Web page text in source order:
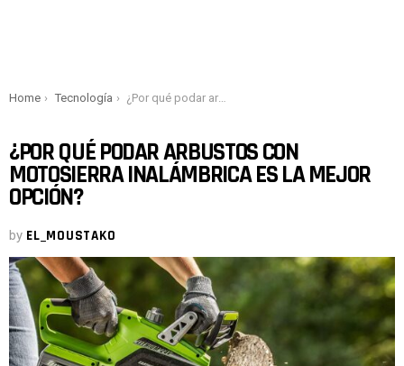
You are here:
Home Tecnología ¿Por qué podar arbustos con motosierra inalámbrica es la mejor opción?
¿POR QUÉ PODAR ARBUSTOS CON
MOTOSIERRA INALÁMBRICA ES LA MEJOR
OPCIÓN?
by EL_MOUSTAKO